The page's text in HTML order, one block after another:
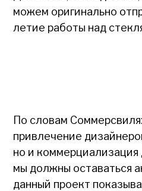
можем оригинально
летие работы над
По словам
привлечение
но и
мы должны оставаться
данный проект